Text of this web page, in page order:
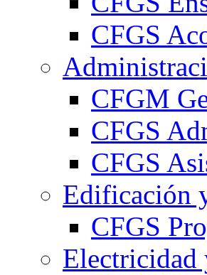
CFGS
CFGM
CFGS
CFGS
Edificación
CFGS
Electricidad